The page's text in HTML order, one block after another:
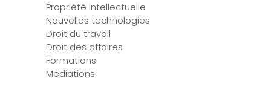
Propriété intellectuelle
Nouvelles technologies
Droit du travail
Droit des affaires
Formations
Mediations